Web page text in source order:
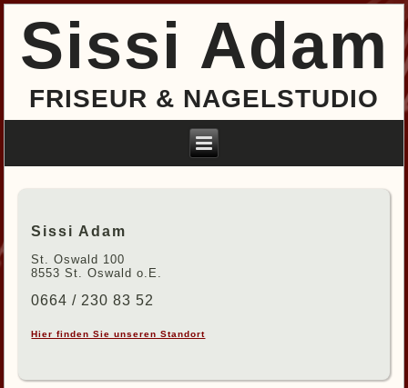
Sissi Adam
FRISEUR & NAGELSTUDIO
Sissi Adam
St. Oswald 100
8553 St. Oswald o.E.
0664 / 230 83 52
Hier finden Sie unseren Standort